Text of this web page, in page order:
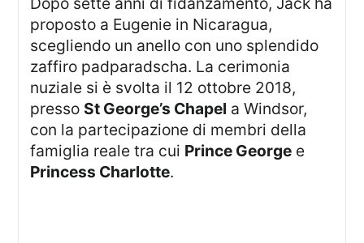
proposto a Eugenie in Nicaragua,
scegliendo un anello con uno splendido
zaffiro padparadscha. La cerimonia
nuziale si è svolta il 12 ottobre 2018,
presso St George’s Chapel a Windsor,
con la partecipazione di membri della
famiglia reale tra cui Prince George e
Princess Charlotte.